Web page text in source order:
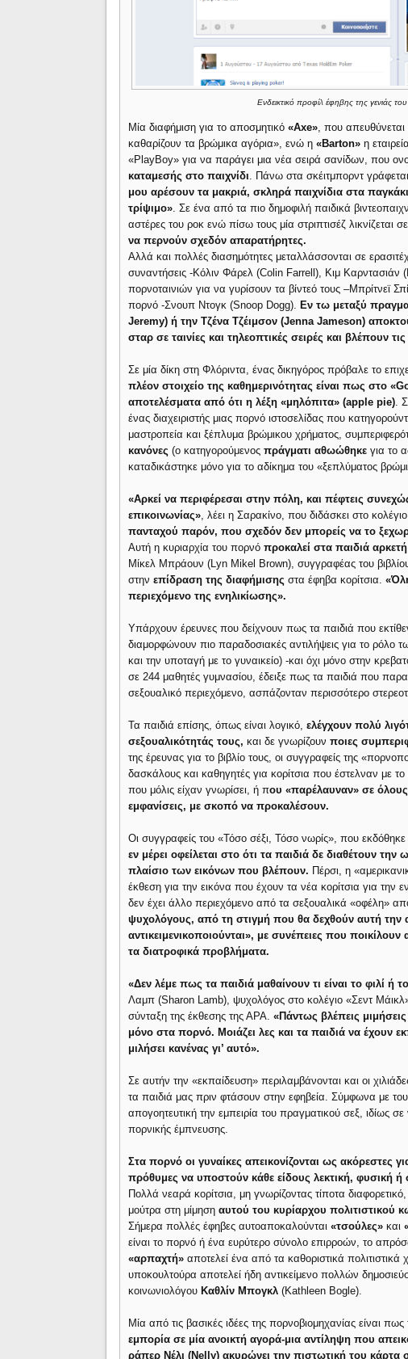
Eνδεικτικό προφίλ έφηβης της γενιάς
Μία διαφήμιση για το αποσμητικό«Αxe» , που
καθαρίζουν τα βρώμικα αγόρια», ενώ η«Barton» η
«PlayBoy» για να παράγει μια νέα σειρά σανίδων, που
καταμεσής στο παιχνίδι . Πάνω στα σκέιτμπορντ
μου αρέσουν τα μακριά, σκληρά παιχνίδια στα
τρίψιμο» . Σε ένα από τα πιο δημοφιλή παιδικά
αστέρες του ροκ ενώ πίσω τους μία στριπτισέζ λικνίζεται
να περνούν σχεδόν απαρατήρητες.
Αλλά και πολλές διασημότητες μεταλλάσσονται σε
συναντήσεις -Κόλιν Φάρελ (Colin Farrell), Κιμ
πορνοταινιών για να γυρίσουν τα βίντεό τους –Μπρίτνεϊ
πορνό -Σνουπ Ντογκ (Snoop Dogg).Εν τω μεταξύ
Jeremy) ή την Τζένα Τζέιμσον (Jenna Jameson)
σταρ σε ταινίες και τηλεοπτικές σειρές και βλέπουν
Σε μία δίκη στη Φλόριντα, ένας δικηγόρος πρόβαλε το
πλέον στοιχείο της καθημερινότητας είναι πως στο
αποτελέσματα από ότι η λέξη «μηλόπιτα» (apple pie) .
ένας διαχειριστής μιας πορνό ιστοσελίδας που
μαστροπεία και ξέπλυμα βρώμικου χρήματος,
κανόνες (ο κατηγορούμενοςπράγματι αθωώθηκε για το
καταδικάστηκε μόνο για το αδίκημα του «ξεπλύματος
«Αρκεί να περιφέρεσαι στην πόλη, και πέφτεις
επικοινωνίας» , λέει η Σαρακίνο, που διδάσκει στο
πανταχού παρόν, που σχεδόν δεν μπορείς να το
Αυτή η κυριαρχία του πορνόπροκαλεί στα παιδιά
Μίκελ Μπράουν (Lyn Mikel Brown), συγγραφέας του
στηνεπίδραση της διαφήμισης στα έφηβα κορίτσια.
περιεχόμενο της ενηλικίωσης».
Υπάρχουν έρευνες που δείχνουν πως τα παιδιά που
διαμορφώνουν πιο παραδοσιακές αντιλήψεις για το ρόλο
και την υποταγή με το γυναικείο) -και όχι μόνο στην
σε 244 μαθητές γυμνασίου, έδειξε πως τα παιδιά που
σεξουαλικό περιεχόμενο, ασπάζονταν περισσότερο
Τα παιδιά επίσης, όπως είναι λογικό,ελέγχουν πολύ
σεξουαλικότητάς τους, και δε γνωρίζουνποιες
της έρευνας για το βιβλίο τους, οι συγγραφείς της
δασκάλους και καθηγητές για κορίτσια που έστελναν με
που μόλις είχαν γνωρίσει, ή που «παρέλαυναν» σε
εμφανίσεις, με σκοπό να προκαλέσουν.
Οι συγγραφείς του «Τόσο σέξι, Τόσο νωρίς», που
εν μέρει οφείλεται στο ότι τα παιδιά δε διαθέτουν
πλαίσιο των εικόνων που βλέπουν. Πέρσι, η
έκθεση για την εικόνα που έχουν τα νέα κορίτσια για την
δεν έχει άλλο περιεχόμενο από τα σεξουαλικά «οφέλη»
ψυχολόγους, από τη στιγμή που θα δεχθούν αυτή την
αντικειμενικοποιούνται», με συνέπειες που
τα διατροφικά προβλήματα.
«Δεν λέμε πως τα παιδιά μαθαίνουν τι είναι το φιλί ή
Λαμπ (Sharon Lamb), ψυχολόγος στο κολέγιο «Σεντ
σύνταξη της έκθεσης της ΑΡΑ.«Πάντως βλέπεις
μόνο στα πορνό. Μοιάζει λες και τα παιδιά να έχουν
μιλήσει κανένας γι’ αυτό».
Σε αυτήν την «εκπαίδευση» περιλαμβάνονται και οι
τα παιδιά μας πριν φτάσουν στην εφηβεία. Σύμφωνα με
απογοητευτική την εμπειρία του πραγματικού σεξ, ιδίως
πορνικής έμπνευσης.
Στα πορνό οι γυναίκες απεικονίζονται ως ακόρεστες
πρόθυμες να υποστούν κάθε είδους λεκτική, φυσική ή
Πολλά νεαρά κορίτσια, μη γνωρίζοντας τίποτα
μούτρα στη μίμησηαυτού του κυρίαρχου πολιτιστικού
Σήμερα πολλές έφηβες αυτοαποκαλούνται«τσούλες» και
είναι το πορνό ή ένα ευρύτερο σύνολο επιρροών, το
«αρπαχτή» αποτελεί ένα από τα καθοριστικά
υποκουλτούρα αποτελεί ήδη αντικείμενο πολλών
κοινωνιολόγουΚαθλίν Μπογκλ (Kathleen Bogle).
Μία από τις βασικές ιδέες της πορνοβιομηχανίας είναι πως
εμπορία σε μία ανοικτή αγορά-μια αντίληψη που
ράπερ Νέλι (Nelly) ακυρώνει την πιστωτική του κάρτα